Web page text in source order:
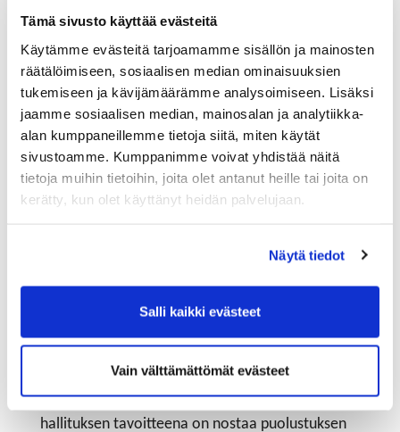
Tämä sivusto käyttää evästeitä
Käytämme evästeitä tarjoamamme sisällön ja mainosten
räätälöimiseen, sosiaalisen median ominaisuuksien
tukemiseen ja kävijämäärämme analysoimiseen. Lisäksi
jaamme sosiaalisen median, mainosalan ja analytiikka-
alan kumppaneillemme tietoja siitä, miten käytät
sivustoamme. Kumppanimme voivat yhdistää näitä
tietoja muihin tietoihin, joita olet antanut heille tai joita on
kerätty, kun olet käyttänyt heidän palvelujaan.
Näytä tiedot
Salli kaikki evästeet
Vain välttämättömät evästeet
Muita isoja investointeja Pohjois-Ruotsissa ovat
Skellefteåssa, Luulajan sataman mittava
laajentaminen ja meneillään oleva Kiirunan
kaupungin siirtäminen kaivostoiminnan takia.
Kiirunan uusi keskusta otettiin käyttöön syksyllä ja
muun kaupungin rakentaminen jatkuu. Suomalaisille
yrityksille tarjoutuu Norrbottenin läänissä
mahdollisuuksia esimerkiksi rakennusalalta, akku- ja
Ruotsissa tehdään lähivuosien aikana mittavia julkisia
investointeja eri sektoreihin. Merkittävä osa Ruotsin
julkisista investoinneista tulee kohdistumaan
puolustuksen vahvistamiseen. Ruotsi panosti 1970- ja
1980-luvuilla omien asevoimien kehittämiseen, ja
silloin 2,5–3 prosenttia. 2000-luvulla osuus on
tippunut reiluun prosenttiin BKT:stä. Ruotsin
hallituksen tavoitteena on nostaa puolustuksen